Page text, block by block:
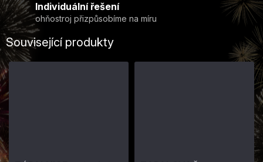
Individuální řešení
ohňostroj přizpůsobíme na míru
Související produkty